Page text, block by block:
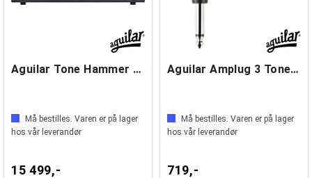
Aguilar Tone Hammer 700 V2
Må bestilles. Varen er på lager
hos vår leverandør
15 499,-
Aguilar Amplug 3 Tone Hammer
Må bestilles. Varen er på lager
hos vår leverandør
719,-